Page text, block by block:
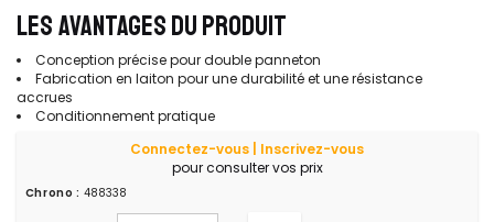
LES AVANTAGES DU PRODUIT
Conception précise pour double panneton
Fabrication en laiton pour une durabilité et une résistance
accrues
Conditionnement pratique
Connectez-vous | Inscrivez-vous
pour consulter vos prix
Chrono : 488338